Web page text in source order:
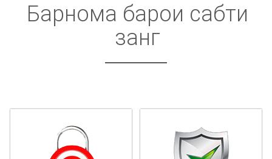
Барнома барои сабти
занг